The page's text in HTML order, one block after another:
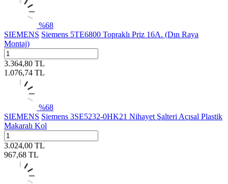
%68
SIEMENS Siemens 5TE6800 Topraklı Priz 16A. (Dın Raya
Montaj)
3.364,80 TL
1.076,74 TL
%68
SIEMENS Siemens 3SE5232-0HK21 Nihayet Şalteri Açısal Plastik
Makaralı Kol
3.024,00 TL
967,68 TL